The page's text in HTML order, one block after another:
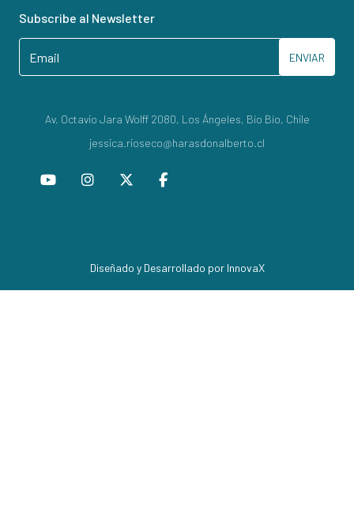
Subscribe al Newsletter
ENVIAR
Av. Octavio Jara Wolff 2080, Los Ángeles, Bío Bío, Chile
jessica.rioseco@harasdonalberto.cl
Diseñado y Desarrollado por InnovaX